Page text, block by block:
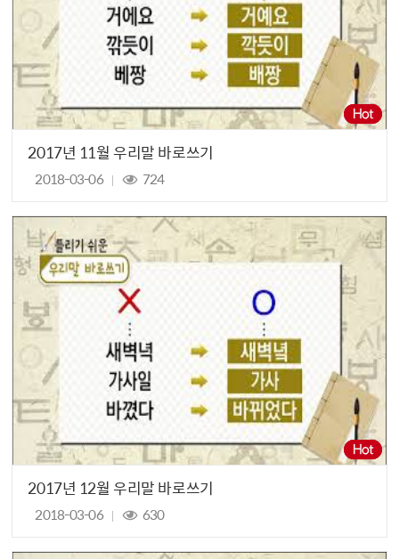
2017년 11월 우리말 바로쓰기
2018-03-06 724
2017년 12월 우리말 바로쓰기
2018-03-06 630